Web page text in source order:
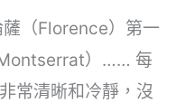
（Florence）第一
Montserrat）…… 每
常清晰和冷靜，沒